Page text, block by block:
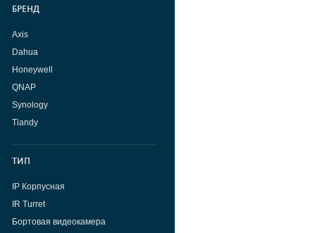
БРЕНД
Axis
Dahua
Honeywell
QNAP
Synology
Tiandy
ТИП
IP Корпусная
IR Turret
Бортовая видеокамера